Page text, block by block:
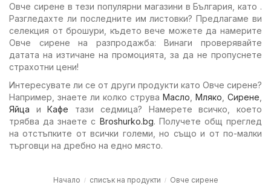
Овче сирене в тези популярни магазини в България, като .
Разгледахте ли последните им листовки? Предлагаме ви
селекция от брошури, където вече можете да намерите
Овче сирене на разпродажба: Винаги проверявайте
датата на изтичане на промоцията, за да не пропуснете
страхотни цени!
Интересувате ли се от други продукти като Овче сирене?
Например, знаете ли колко струва Масло Мляко Сирене
Яйца иКафе тази седмица? Намерете всичко, което
трябва да знаете с Broshurko.bg. Получете общ преглед
на отстъпките от всички големи, но също и от по-малки
търговци на дребно на едно място.
Начало списък на продукти Овче сирене